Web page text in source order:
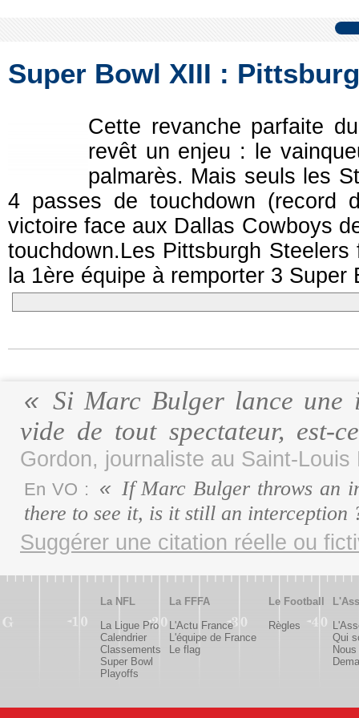
Super Bowl XIII :
Cette revanche parfaite
revêt un enjeu : le
palmarès. Mais seuls les
4 passes de touchdown (record
victoire face aux Dallas Cowboys
touchdown.Les Pittsburgh
la 1ère équipe à remporter 3
Si Marc Bulger lance une
vide de tout spectateur, est-
Gordon, journaliste au Saint-
En VO :
If Marc Bulger throws an
there to see it, is it still an interception
Suggérer une citation réelle ou
La NFL
La Ligue Pro
Calendrier
Classements
Super Bowl
Playoffs
La FFFA
L'Actu France
L'équipe de France
Le flag
Le Football
Règles
Qui